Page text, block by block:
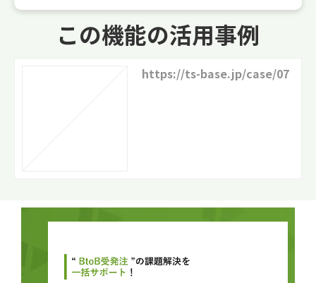
この機能の活用事例
https://ts-base.jp/case/07